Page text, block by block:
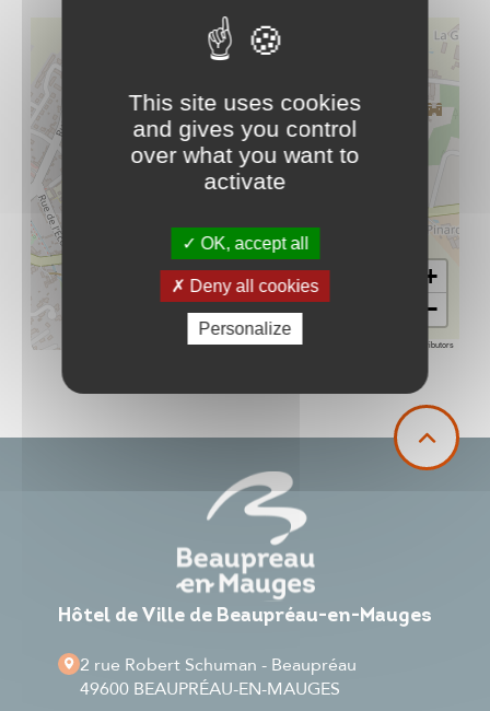
+
−
contributors
Hôtel de Ville de Beaupréau-en-Mauges
2 rue Robert Schuman - Beaupréau
49600 BEAUPRÉAU-EN-MAUGES
This site uses cookies
and gives you control
over what you want to
activate
OK, accept all
Deny all cookies
Personalize